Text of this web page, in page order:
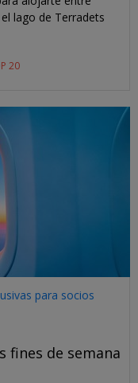
lago de Terradets
20
para socios
fines de semana